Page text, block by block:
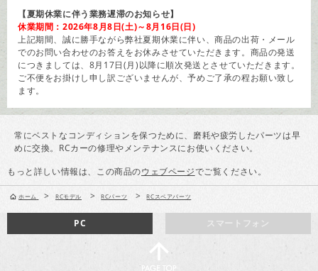
【夏期休業に伴う業務遅滞のお知らせ】
休業期間：2026年8月8日(土)～8月16日(日)
上記期間、誠に勝手ながら弊社夏期休業に伴い、商品の出荷・メール
でのお問い合わせのお答えをお休みさせていただきます。商品の発送
につきましては、8月17日(月)以降に順次発送とさせていただきます。
ご不便をお掛けし申し訳ございませんが、予めご了承の程お願い致し
ます。
常にベストなコンディションを保つために、磨耗や疲労したパーツは早
めに交換。RCカーの修理やメンテナンスにお使いください。
もっと詳しい情報は、この商品のウェブページでご覧ください。
ホーム > RCモデル > RCパーツ > RCスペアパーツ
スマートフォン
PC